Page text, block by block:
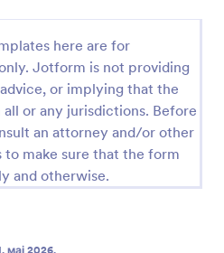
here are for
Jotform is not providing
or implying that the
or any jurisdictions. Before
an attorney and/or other
make sure that the form
and otherwise.
мај 2026.
рачун. Овај документ
налогу појединца
више пута преноси
шаблон обрасца
која траже назив банке,
рачуна и детаље о
рачуна, овај образац
клијента, број рачуна,
за сортирање. У
се износ,
и датум завршетка.
виџет Услови и
Шаблон